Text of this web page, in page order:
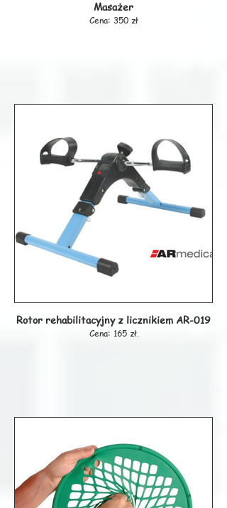
grubość – 2cm
kolor – czarno-zielony
Masażer
Cena: 350 zł
Rotor rehabilitacyjny z licznikiem AR-019
Cena: 165 zł.